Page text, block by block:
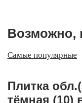
Возможно,
Самые популярные
Плитка
тёмная (10)